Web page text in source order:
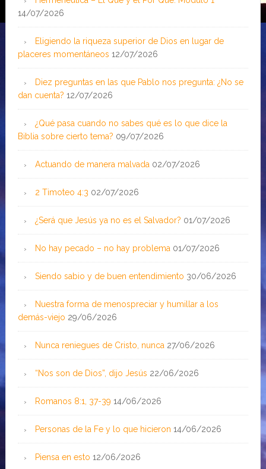
14/07/2026
Eligiendo la riqueza superior de Dios en lugar de
placeres momentáneos 12/07/2026
Diez preguntas en las que Pablo nos pregunta: ¿No se
dan cuenta? 12/07/2026
¿Qué pasa cuando no sabes qué es lo que dice la
Biblia sobre cierto tema? 09/07/2026
Actuando de manera malvada 02/07/2026
2 Timoteo 4:3 02/07/2026
¿Será que Jesús ya no es el Salvador? 01/07/2026
No hay pecado – no hay problema 01/07/2026
Siendo sabio y de buen entendimiento 30/06/2026
Nuestra forma de menospreciar y humillar a los
demás-viejo 29/06/2026
Nunca reniegues de Cristo, nunca 27/06/2026
“Nos son de Dios”, dijo Jesús 22/06/2026
Romanos 8:1, 37-39 14/06/2026
Personas de la Fe y lo que hicieron 14/06/2026
Piensa en esto 12/06/2026